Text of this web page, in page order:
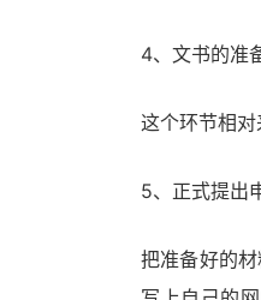
4、文书的准
这个环节相对
5、正式提出
把准备好的